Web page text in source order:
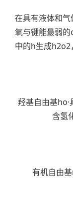
在具有液体和
氧与键能最弱
中的h生成
羟基自由基
含氢
有机自由